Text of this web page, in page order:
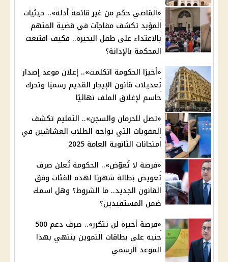
«القاضي حكم من غير قائمة أدلة».. حيثيات
المؤبد تكشف مفاجآت في قضية المتهم
بالاعتداء على طفل البحيرة.. فكيف اقتنعت
المحكمة بالإدانة؟
«أخيرًا الحكومة اتكلمت».. إعلان موعد إصدار
تعديلات قانون الإيجار القديم رسميًا وتحرك
حاسم لإغلاق الملف نهائيًا
«تصل للحرمان والسجن».. التعليم تكشف
العقوبات التي تواجه الطلاب الغشاشين في
امتحانات الثانوية العامة 2025
«فرصة لا تُعوّض».. الحكومة تُعلن صرف
تعويض بطالة شهريًا لهذه الفئات وفق
القانون الجديد.. ما الشروط؟ وهل اسمك
ضمن المستفيدين؟
«فرصة أخيرة لن تتكرر».. صرف دعم 500
جنيه على بطاقات التموين ينتهي بهذا
الموعد الرسمي